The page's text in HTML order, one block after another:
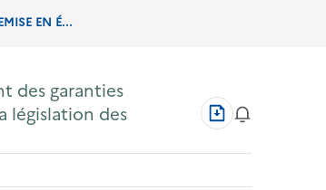
EN É...
des garanties
législation des
Télécharger
au